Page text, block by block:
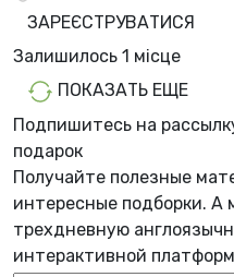
ЗАРЕЄСТРУВАТИСЯ
Залишилось 1 місцe
ПОКАЗАТЬ ЕЩЕ
Подпишитесь на
подарок
Получайте полезные
интересные подборки. А
трехдневную
интерактивной